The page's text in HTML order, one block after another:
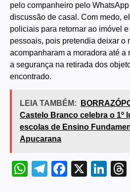
pelo companheiro pelo
discussão de casal. Com medo,
policiais para retornar ao imóvel
pessoais, pois pretendia deixar o
acompanharam a moradora até a
a segurança na retirada dos
encontrado.
LEIA TAMBÉM:
Castelo Branco celebra o 1º
escolas de Ensino
Apucarana
WhatsApp
Telegram
X